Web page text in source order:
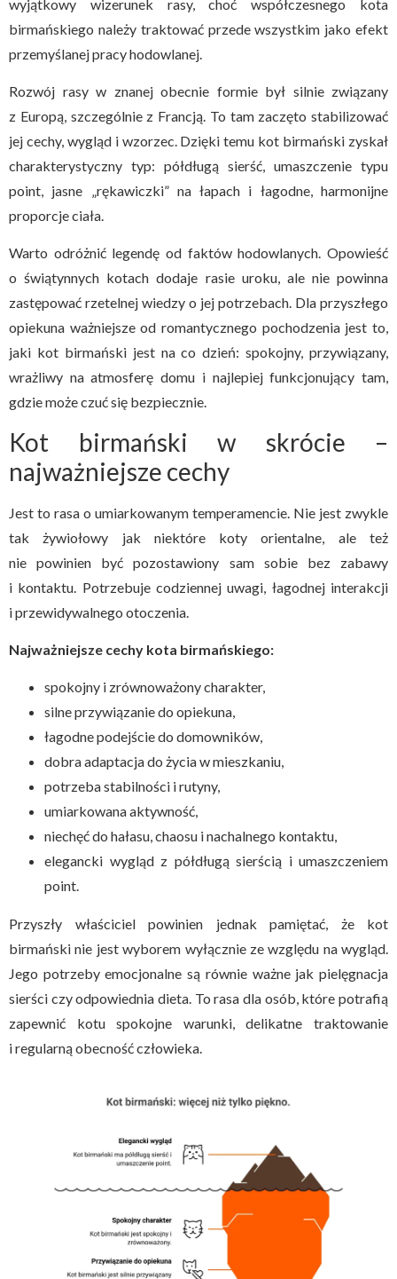
wyjątkowy wizerunek rasy, choć współczesnego kota
birmańskiego należy traktować przede wszystkim jako efekt
przemyślanej pracy hodowlanej.
Rozwój rasy w znanej obecnie formie był silnie związany
z Europą, szczególnie z Francją. To tam zaczęto stabilizować
jej cechy, wygląd i wzorzec. Dzięki temu kot birmański zyskał
charakterystyczny typ: półdługą sierść, umaszczenie typu
point, jasne „rękawiczki” na łapach i łagodne, harmonijne
proporcje ciała.
Warto odróżnić legendę od faktów hodowlanych. Opowieść
o świątynnych kotach dodaje rasie uroku, ale nie powinna
zastępować rzetelnej wiedzy o jej potrzebach. Dla przyszłego
opiekuna ważniejsze od romantycznego pochodzenia jest to,
jaki kot birmański jest na co dzień: spokojny, przywiązany,
wrażliwy na atmosferę domu i najlepiej funkcjonujący tam,
gdzie może czuć się bezpiecznie.
Kot birmański w skrócie –
najważniejsze cechy
Jest to rasa o umiarkowanym temperamencie. Nie jest zwykle
tak żywiołowy jak niektóre koty orientalne, ale też
nie powinien być pozostawiony sam sobie bez zabawy
i kontaktu. Potrzebuje codziennej uwagi, łagodnej interakcji
i przewidywalnego otoczenia.
Najważniejsze cechy kota birmańskiego:
spokojny i zrównoważony charakter,
silne przywiązanie do opiekuna,
łagodne podejście do domowników,
dobra adaptacja do życia w mieszkaniu,
potrzeba stabilności i rutyny,
umiarkowana aktywność,
niechęć do hałasu, chaosu i nachalnego kontaktu,
elegancki wygląd z półdługą sierścią i umaszczeniem
point.
Przyszły właściciel powinien jednak pamiętać, że kot
birmański nie jest wyborem wyłącznie ze względu na wygląd.
Jego potrzeby emocjonalne są równie ważne jak pielęgnacja
sierści czy odpowiednia dieta. To rasa dla osób, które potrafią
zapewnić kotu spokojne warunki, delikatne traktowanie
i regularną obecność człowieka.